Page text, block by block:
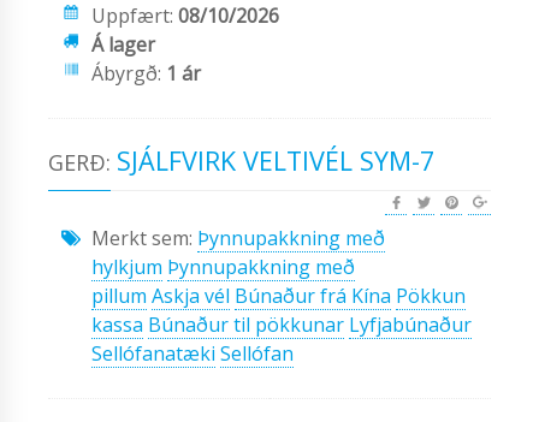
Uppfært: 08/10/2026
Á lager
Ábyrgð: 1 ár
GERÐ: SJÁLFVIRK VELTIVÉL SYM-7
Merkt sem: Þynnupakkning með
hylkjum Þynnupakkning með
pillum Askja vél Búnaður frá Kína Pökkun
kassa Búnaður til pökkunar Lyfjabúnaður
Sellófanatæki Sellófan